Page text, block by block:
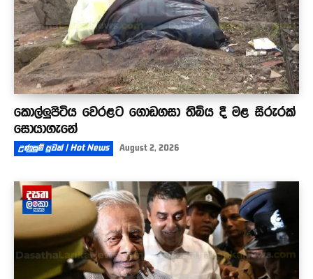
කොල්ලුපිටිය වෙරළට ගොඩගසා තිබිය දී මළ සිරුරක්
සොයාගැනේ
උණුසුම් පුවත් | Hot News August 2, 2026